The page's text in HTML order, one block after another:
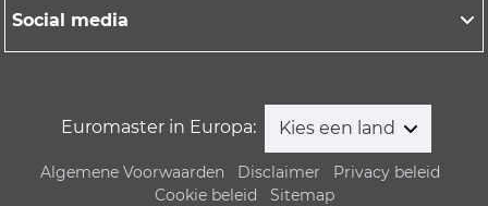
Social media
Euromaster in Europa: Kies een land
Algemene Voorwaarden Disclaimer
Privacy beleid
Cookie beleid
Sitemap